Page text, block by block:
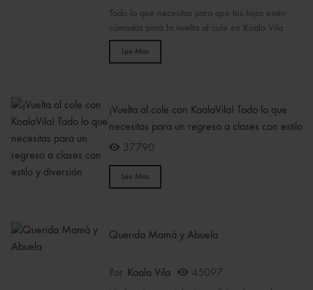
Todo lo que necesitas para que tus hijos estén
cómodos para la vuelta al cole en Koala Vila
Lee Mas
¡Vuelta al cole con KoalaVila! Todo lo que
necesitas para un regreso a clases con estilo
y diversión
37790
Lee Mas
Querida Mamá y Abuela
Por Koala Vila 45097